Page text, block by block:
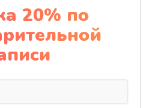
динамика
руб.
20% по